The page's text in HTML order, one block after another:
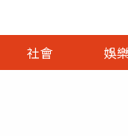
社會 娛樂
財經首頁
熱線
政